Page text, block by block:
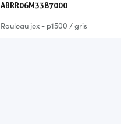
ABRR06M3387000
Rouleau jex - p1500 / gris